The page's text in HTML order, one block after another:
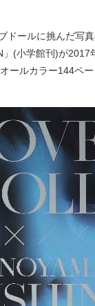
ドールに挑んだ写
」(小学館刊)が2017
ールカラー144ペ